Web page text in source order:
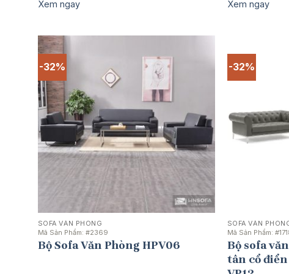
Xem ngay Xem ngay
-32%
SOFA VĂN PHÒNG
Mã Sản Phẩm: #2369
Bộ Sofa Văn Phòng HPV06
-32%
SOFA VĂN
Mã Sản Phẩm:
Bộ sofa
tân cổ